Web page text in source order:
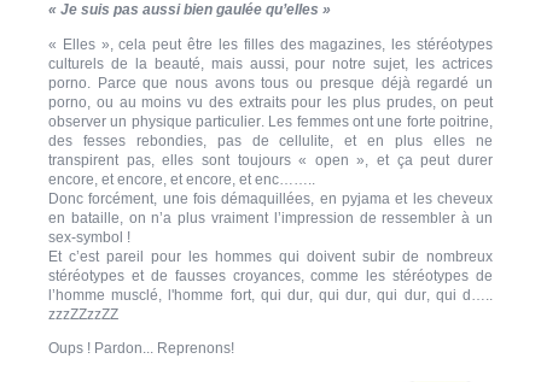
« Je suis pas aussi bien gaulée qu’elles »
« Elles », cela peut être les filles des magazines, les stéréotypes
culturels de la beauté, mais aussi, pour notre sujet, les actrices
porno. Parce que nous avons tous ou presque déjà regardé un
porno, ou au moins vu des extraits pour les plus prudes, on peut
observer un physique particulier. Les femmes ont une forte poitrine,
des fesses rebondies, pas de cellulite, et en plus elles ne
transpirent pas, elles sont toujours « open », et ça peut durer
encore, et encore, et encore, et enc……..
Donc forcément, une fois démaquillées, en pyjama et les cheveux
en bataille, on n’a plus vraiment l’impression de ressembler à un
sex-symbol !
Et c’est pareil pour les hommes qui doivent subir de nombreux
stéréotypes et de fausses croyances, comme les stéréotypes de
l’homme musclé, l'homme fort, qui dur, qui dur, qui dur, qui d…..
zzzZZzzZZ
Oups ! Pardon... Reprenons!